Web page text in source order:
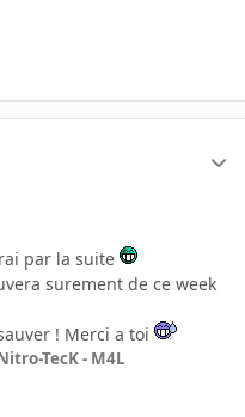
par la suite
surement de ce week
! Merci a toi
TecK - M4L